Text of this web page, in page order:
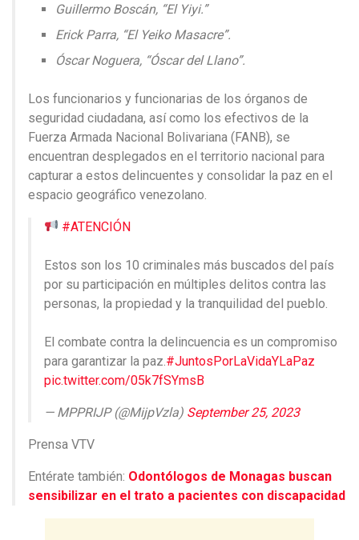
Guillermo Boscán, “El Yiyi.”
Erick Parra, “El Yeiko Masacre”.
Óscar Noguera, “Óscar del Llano”.
Los funcionarios y funcionarias de los órganos de
seguridad ciudadana, así como los efectivos de la
Fuerza Armada Nacional Bolivariana (FANB), se
encuentran desplegados en el territorio nacional para
capturar a estos delincuentes y consolidar la paz en el
espacio geográfico venezolano.
#ATENCIÓN
Estos son los 10 criminales más buscados del país
por su participación en múltiples delitos contra las
personas, la propiedad y la tranquilidad del pueblo.
El combate contra la delincuencia es un compromiso
para garantizar la paz. #JuntosPorLaVidaYLaPaz
pic.twitter.com/05k7fSYmsB
— MPPRIJP (@MijpVzla) September 25, 2023
Prensa VTV
Entérate también: Odontólogos de Monagas buscan
sensibilizar en el trato a pacientes con discapacidad